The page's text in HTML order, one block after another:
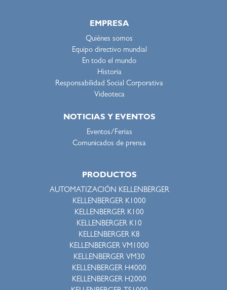
EMPRESA
Quiénes somos
Equipo directivo mundial
En todo el mundo
Historia
Responsabilidad Social Corporativa
Videoteca
NOTICIAS Y EVENTOS
Eventos/Ferias
Comunicados de prensa
PRODUCTOS
AUTOMATIZACIÓN KELLENBERGER
KELLENBERGER K1000
KELLENBERGER K100
KELLENBERGER K10
KELLENBERGER K8
KELLENBERGER VM1000
KELLENBERGER VM30
KELLENBERGER H4000
KELLENBERGER H2000